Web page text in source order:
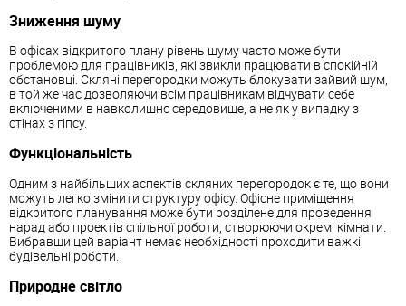
Зниження шуму
В офісах відкритого плану рівень шуму часто може бути
проблемою для працівників, які звикли працювати в спокійній
обстановці. Скляні перегородки можуть блокувати зайвий шум,
в той же час дозволяючи всім працівникам відчувати себе
включеними в навколишнє середовище, а не як у випадку з
стінах з гіпсу.
Функціональність
Одним з найбільших аспектів скляних перегородок є те, що вони
можуть легко змінити структуру офісу. Офісне приміщення
відкритого планування може бути розділене для проведення
нарад або проектів спільної роботи, створюючи окремі кімнати.
Вибравши цей варіант немає необхідності проходити важкі
будівельні роботи.
Природне світло